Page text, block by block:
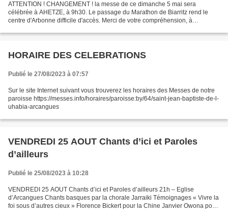
ATTENTION ! CHANGEMENT ! la messe de ce dimanche 5 mai sera
célébrée à AHETZE, à 9h30. Le passage du Marathon de Biarritz rend le
centre d'Arbonne difficile d'accès. Merci de votre compréhension, à
HORAIRE DES CELEBRATIONS
Publié le 27/08/2023 à 07:57
Sur le site Internet suivant vous trouverez les horaires des Messes de notre
paroisse https://messes.info/horaires/paroisse:by/64/saint-jean-baptiste-de-l-
uhabia-arcangues
VENDREDI 25 AOUT Chants d’ici et Paroles
d’ailleurs
Publié le 25/08/2023 à 10:28
VENDREDI 25 AOUT Chants d’ici et Paroles d’ailleurs 21h – Eglise
d’Arcangues Chants basques par la chorale Jarraiki Témoignages « Vivre la
foi sous d’autres cieux » Florence Bickert pour la Chine Janvier Owona pour